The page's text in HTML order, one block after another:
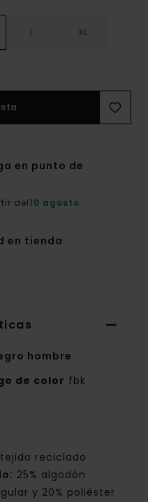
L XL
en punto de
del10 agosto
en tienda
hombre
de color fbk
tejido reciclado
25% algodón
y 20% poliéster